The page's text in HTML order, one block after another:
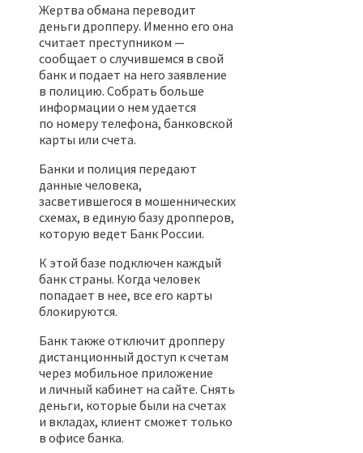
Жертва обмана переводит
деньги дропперу. Именно его она
считает преступником —
сообщает о случившемся в свой
банк и подает на него заявление
в полицию. Собрать больше
информации о нем удается
по номеру телефона, банковской
карты или счета.
Банки и полиция передают
данные человека,
засветившегося в мошеннических
схемах, в единую базу дропперов,
которую ведет Банк России.
К этой базе подключен каждый
банк страны. Когда человек
попадает в нее, все его карты
блокируются.
Банк также отключит дропперу
дистанционный доступ к счетам
через мобильное приложение
и личный кабинет на сайте. Снять
деньги, которые были на счетах
и вкладах, клиент сможет только
в офисе банка.